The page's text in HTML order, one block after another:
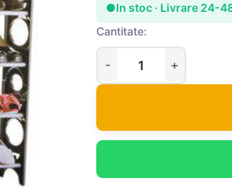
●In stoc · Livrare 24-
Cantitate: